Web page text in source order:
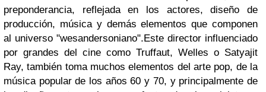
preponderancia, reflejada en los actores, diseño de
producción, música y demás elementos que componen
al universo "wesandersoniano".Este director influenciado
por grandes del cine como Truffaut, Welles o Satyajit
Ray, también toma muchos elementos del arte pop, de la
música popular de los años 60 y 70, y principalmente de